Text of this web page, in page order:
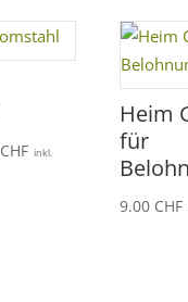
CHFPreisspanne:
inkl.
Heim
für
9.00 CHF